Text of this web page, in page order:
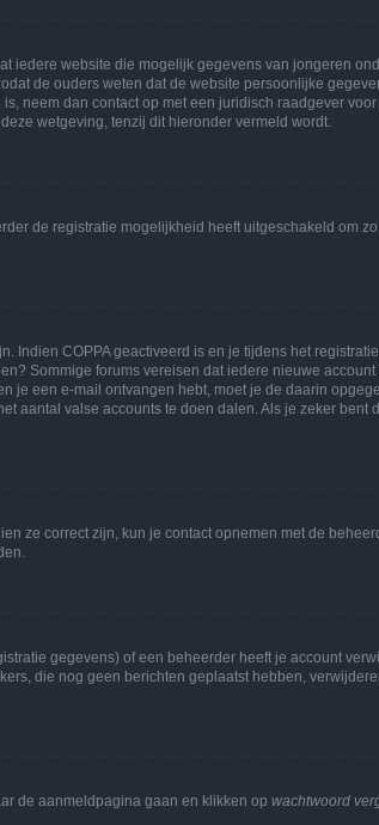
iedere website die mogelijk gegevens van jongeren
de ouders weten dat de website persoonlijke
neem dan contact op met een juridisch raadgever
wetgeving, tenzij dit hieronder vermeld wordt.
de registratie mogelijkheid heeft uitgeschakeld om
Indien COPPA geactiveerd is en je tijdens het
Sommige forums vereisen dat iedere nieuwe account
je een e-mail ontvangen hebt, moet je de daarin
aantal valse accounts te doen dalen. Als je zeker bent
ze correct zijn, kun je contact opnemen met de
gegevens) of een beheerder heeft je account
die nog geen berichten geplaatst hebben,
de aanmeldpagina gaan en klikken op wachtwoord